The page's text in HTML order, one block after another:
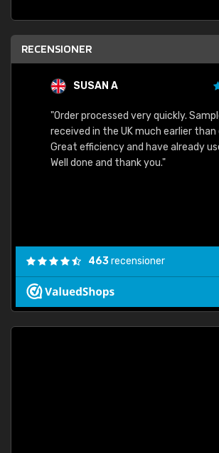
RECENSIONER
SUSAN A
"Order processed very quickly.
received in the UK much earlier
Great efficiency and have already
Well done and thank you."
463recensioner